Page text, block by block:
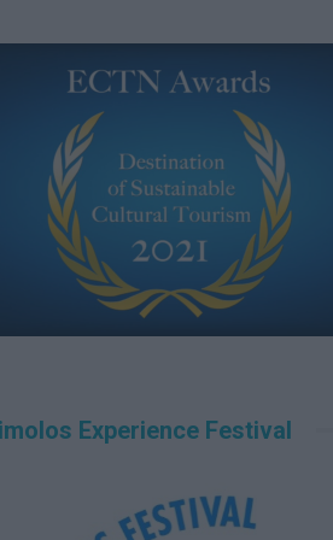
Experience Festival